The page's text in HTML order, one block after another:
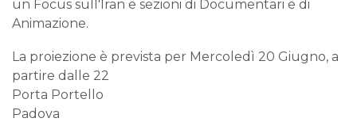
un Focus sull'Iran e sezioni di Documentari e di
Animazione.
La proiezione è prevista per Mercoledì 20 Giugno, a
partire dalle 22
Porta Portello
Padova